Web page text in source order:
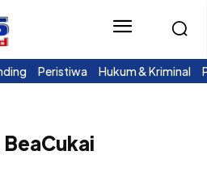
Peristiwa Hukum & Kriminal
BeaCukai